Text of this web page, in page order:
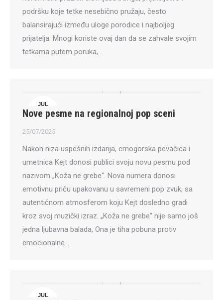
podršku koje tetke nesebično pružaju, često
balansirajući između uloge porodice i najboljeg
prijatelja. Mnogi koriste ovaj dan da se zahvale svojim
tetkama putem poruka,…
JUL
25
Nove pesme na regionalnoj pop sceni
25/07/2025
Nakon niza uspešnih izdanja, crnogorska pevačica i
umetnica Kejt donosi publici svoju novu pesmu pod
nazivom „Koža ne grebe“. Nova numera donosi
emotivnu priču upakovanu u savremeni pop zvuk, sa
autentičnom atmosferom koju Kejt dosledno gradi
kroz svoj muzički izraz. „Koža ne grebe“ nije samo još
jedna ljubavna balada, Ona je tiha pobuna protiv
emocionalne…
JUL